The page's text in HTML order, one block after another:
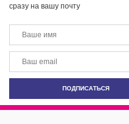
сразу на вашу почту